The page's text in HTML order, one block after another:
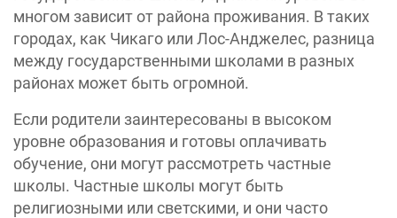
многом зависит от района проживания. В таких
городах, как Чикаго или Лос-Анджелес, разница
между государственными школами в разных
районах может быть огромной.
Если родители заинтересованы в высоком
уровне образования и готовы оплачивать
обучение, они могут рассмотреть частные
школы. Частные школы могут быть
религиозными или светскими, и они часто